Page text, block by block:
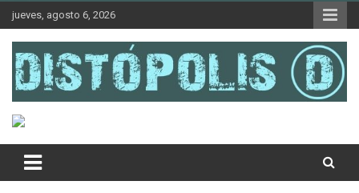
content
jueves, agosto 6, 2026
Distópolis